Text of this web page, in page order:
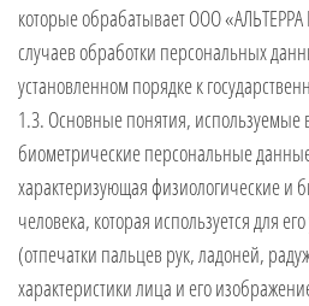
которые обрабатывает ООО
случаев обработки персональных
установленном порядке к
1.3. Основные понятия, используемые
биометрические персональные
характеризующая физиологические и
человека, которая используется для
(отпечатки пальцев рук, ладоней,
характеристики лица и его